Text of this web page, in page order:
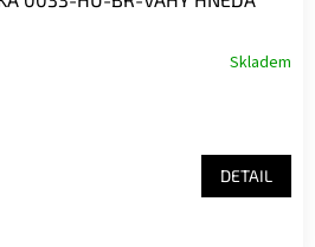
Skladem
DETAIL